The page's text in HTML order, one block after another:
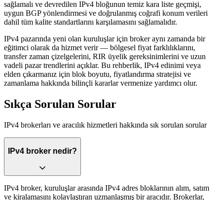
sağlamalı ve devredilen IPv4 bloğunun temiz kara liste geçmişi,
uygun BGP yönlendirmesi ve doğrulanmış coğrafi konum verileri
dahil tüm kalite standartlarını karşılamasını sağlamalıdır.
IPv4 pazarında yeni olan kuruluşlar için broker aynı zamanda bir
eğitimci olarak da hizmet verir — bölgesel fiyat farklılıklarını,
transfer zaman çizelgelerini, RIR üyelik gereksinimlerini ve uzun
vadeli pazar trendlerini açıklar. Bu rehberlik, IPv4 edinimi veya
elden çıkarmanız için blok boyutu, fiyatlandırma stratejisi ve
zamanlama hakkında bilinçli kararlar vermenize yardımcı olur.
Sıkça Sorulan Sorular
IPv4 brokerları ve aracılık hizmetleri hakkında sık sorulan sorular
IPv4 broker nedir?
IPv4 broker, kuruluşlar arasında IPv4 adres bloklarının alım, satım
ve kiralamasını kolaylaştıran uzmanlaşmış bir aracıdır. Brokerlar,